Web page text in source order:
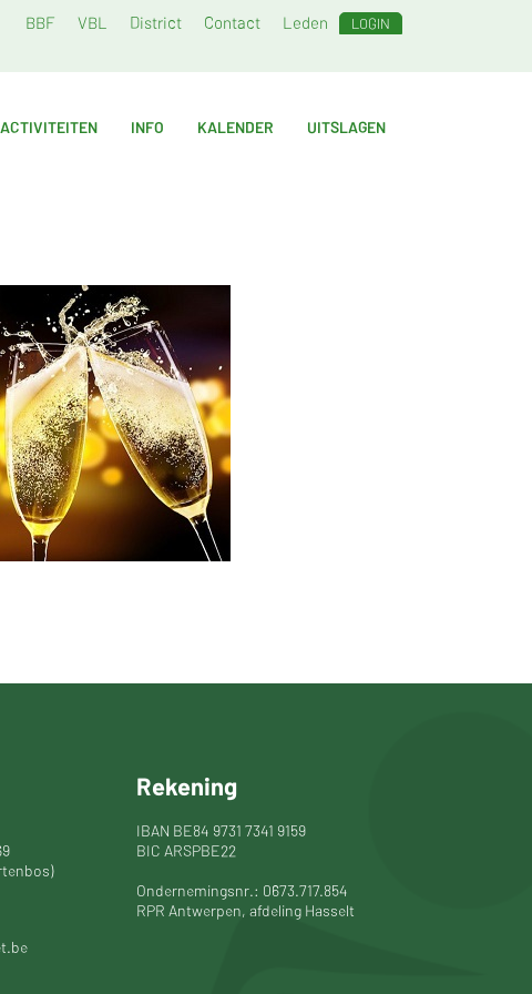
BBF VBL District Contact Leden LOGIN
ACTIVITEITEN INFO KALENDER UITSLAGEN
Rekening
IBAN BE84 9731 7341 9159
BIC ARSPBE22
Ondernemingsnr.: 0673.717.854
RPR Antwerpen, afdeling Hasselt